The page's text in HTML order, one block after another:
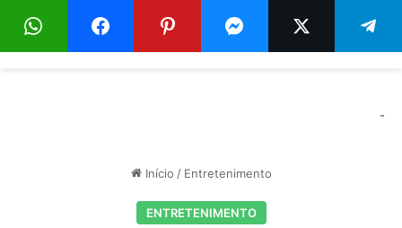
Menu
-
Início / Entretenimento
ENTRETENIMENTO